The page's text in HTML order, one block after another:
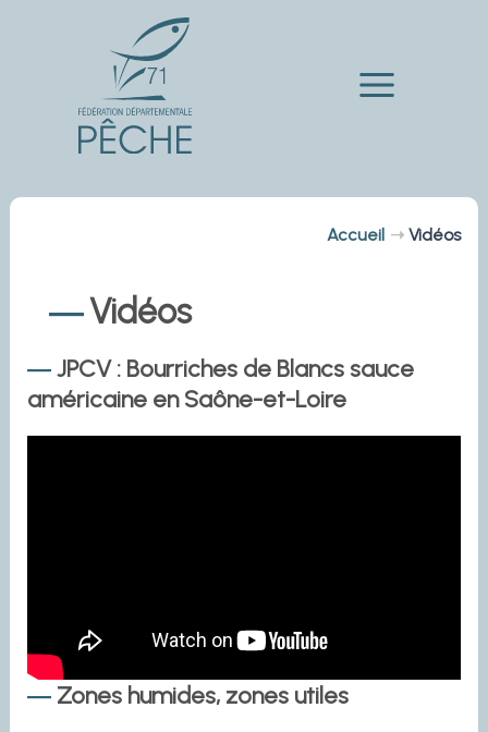
Main
Accueil Vidéos
Vidéos
JPCV : Bourriches de Blancs sauce
américaine en Saône-et-Loire
Zones humides, zones utiles